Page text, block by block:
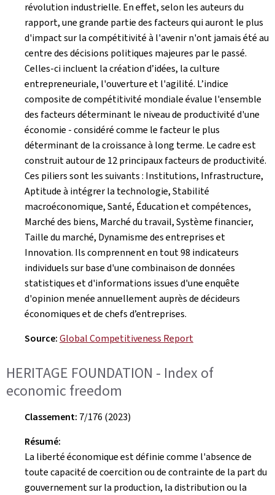
révolution industrielle. En effet, selon les auteurs du
rapport, une grande partie des facteurs qui auront le plus
d'impact sur la compétitivité à l'avenir n'ont jamais été au
centre des décisions politiques majeures par le passé.
Celles-ci incluent la création d’idées, la culture
entrepreneuriale, l'ouverture et l'agilité. L’indice
composite de compétitivité mondiale évalue l'ensemble
des facteurs déterminant le niveau de productivité d'une
économie - considéré comme le facteur le plus
déterminant de la croissance à long terme. Le cadre est
construit autour de 12 principaux facteurs de productivité.
Ces piliers sont les suivants : Institutions, Infrastructure,
Aptitude à intégrer la technologie, Stabilité
macroéconomique, Santé, Éducation et compétences,
Marché des biens, Marché du travail, Système financier,
Taille du marché, Dynamisme des entreprises et
Innovation. Ils comprennent en tout 98 indicateurs
individuels sur base d'une combinaison de données
statistiques et d'informations issues d'une enquête
d'opinion menée annuellement auprès de décideurs
économiques et de chefs d’entreprises.
Source:Global Competitiveness Report
HERITAGE FOUNDATION - Index of
economic freedom
Classement: 7/176 (2023)
Résumé:
La liberté économique est définie comme l'absence de
toute capacité de coercition ou de contrainte de la part du
gouvernement sur la production, la distribution ou la